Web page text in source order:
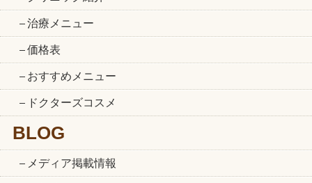
治療メニュー
価格表
おすすめメニュー
ドクターズコスメ
BLOG
メディア掲載情報